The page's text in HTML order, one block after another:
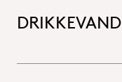
DRIKKEVAND